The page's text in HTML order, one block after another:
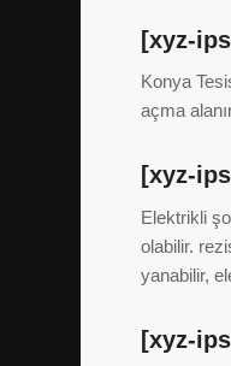
[xyz-
Konya
açma
[xyz-
Elektrikli
olabilir.
yanabilir,
[xyz-